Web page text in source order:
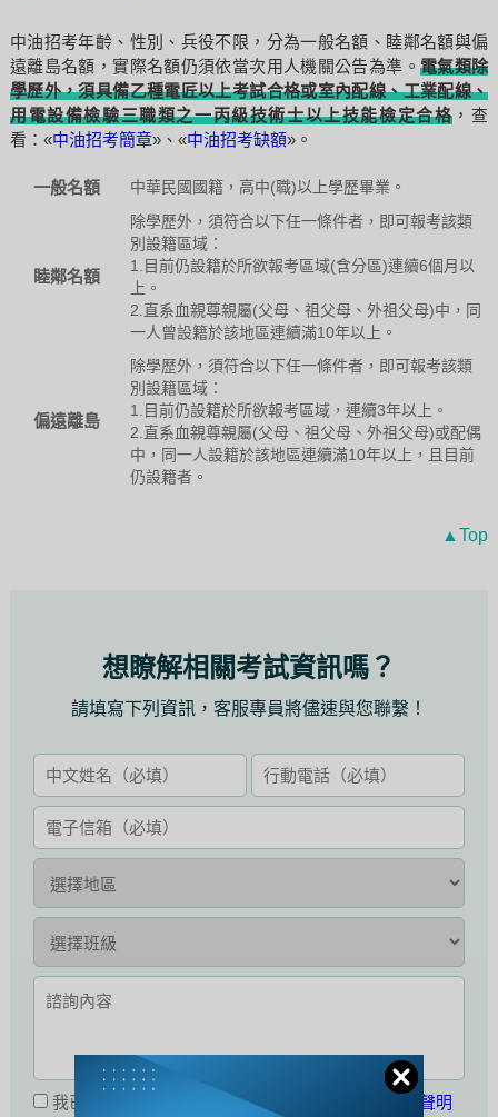
中油招考年齡、性別、兵役不限，分為一般名額、睦鄰名額與偏
遠離島名額，實際名額仍須依當次用人機關公告為準。 電氣類除
學歷外，須具備乙種電匠以上考試合格或室內配線、工業配線、
用電設備檢驗三職類之一丙級技術士以上技能檢定合格 ，查
看：«中油招考簡章»、«中油招考缺額»。
一般名額 中華民國國籍，高中(職)以上學歷畢業。
睦鄰名額
除學歷外，須符合以下任一條件者，即可報考該類
別設籍區域：
1.目前仍設籍於所欲報考區域(含分區)連續6個月以
上。
2.直系血親尊親屬(父母、祖父母、外祖父母)中，同
一人曾設籍於該地區連續滿10年以上。
偏遠離島
除學歷外，須符合以下任一條件者，即可報考該類
別設籍區域：
1.目前仍設籍於所欲報考區域，連續3年以上。
2.直系血親尊親屬(父母、祖父母、外祖父母)或配偶
中，同一人設籍於該地區連續滿10年以上，且目前
仍設籍者。
▲Top
想瞭解相關考試資訊嗎？
請填寫下列資訊，客服專員將儘速與您聯繫！
我已閱讀並同意接受
公職王會員服務條款暨隱私權聲明